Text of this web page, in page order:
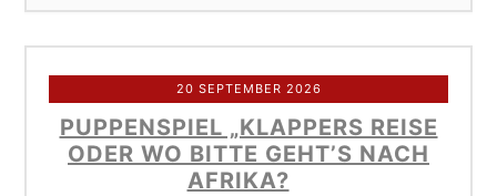
20 SEPTEMBER 2026
PUPPENSPIEL „KLAPPERS REISE
ODER WO BITTE GEHT’S NACH
AFRIKA?